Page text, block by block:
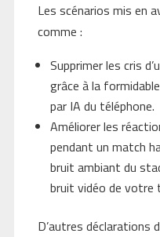
Les scénarios mis en
comme :
Supprimer les cris
grâce à la
par IA du téléphone.
Améliorer les
pendant un match
bruit ambiant du
bruit vidéo de votre
D’autres déclarations